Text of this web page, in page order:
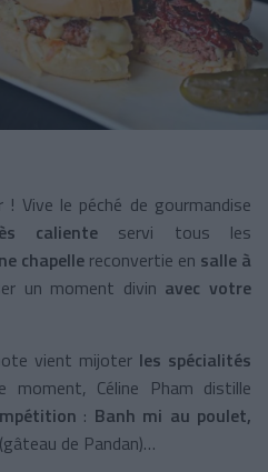
Vive le péché de gourmandise
caliente servi tous les
chapelle reconvertie en salle à
un moment divin avec votre
vient mijoter les spécialités
moment, Céline Pham distille
: Banh mi au poulet,
de Pandan)…